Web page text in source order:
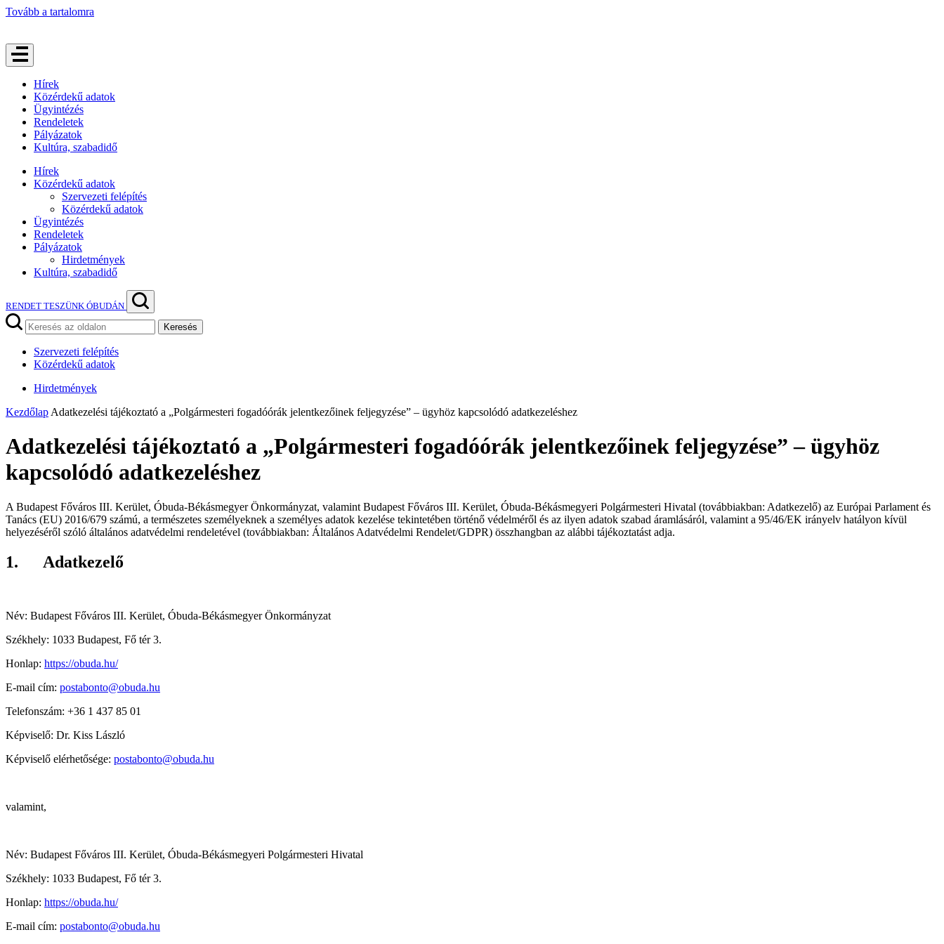
Tovább a tartalomra
Hírek
Közérdekű adatok
Ügyintézés
Rendeletek
Pályázatok
Kultúra, szabadidő
Hírek
Közérdekű adatok
Szervezeti felépítés
Közérdekű adatok
Ügyintézés
Rendeletek
Pályázatok
Hirdetmények
Kultúra, szabadidő
RENDET TESZÜNK ÓBUDÁN
Keresés
Szervezeti felépítés
Közérdekű adatok
Hirdetmények
Kezdőlap Adatkezelési tájékoztató a „Polgármesteri fogadóórák jelentkezőinek feljegyzése” – ügyhöz kapcsolódó adatkezeléshez
Adatkezelési tájékoztató a „Polgármesteri fogadóórák jelentkezőinek feljegyzése” – ügyhöz
kapcsolódó adatkezeléshez
A Budapest Főváros III. Kerület, Óbuda-Békásmegyer Önkormányzat, valamint Budapest Főváros III. Kerület, Óbuda-Békásmegyeri Polgármesteri Hivatal (továbbiakban: Adatkezelő) az Európai Parlament és
Tanács (EU) 2016/679 számú, a természetes személyeknek a személyes adatok kezelése tekintetében történő védelméről és az ilyen adatok szabad áramlásáról, valamint a 95/46/EK irányelv hatályon kívül
helyezéséről szóló általános adatvédelmi rendeletével (továbbiakban: Általános Adatvédelmi Rendelet/GDPR) összhangban az alábbi tájékoztatást adja.
1. Adatkezelő
Név: Budapest Főváros III. Kerület, Óbuda-Békásmegyer Önkormányzat
Székhely: 1033 Budapest, Fő tér 3.
Honlap: https://obuda.hu/
E-mail cím: postabonto@obuda.hu
Telefonszám: +36 1 437 85 01
Képviselő: Dr. Kiss László
Képviselő elérhetősége: postabonto@obuda.hu
valamint,
Név: Budapest Főváros III. Kerület, Óbuda-Békásmegyeri Polgármesteri Hivatal
Székhely: 1033 Budapest, Fő tér 3.
Honlap: https://obuda.hu/
E-mail cím: postabonto@obuda.hu